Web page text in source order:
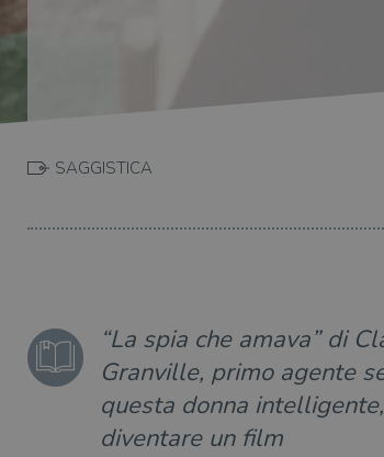
SAGGISTICA
“La spia che amava” di
Granville, primo agente
questa donna
diventare un film